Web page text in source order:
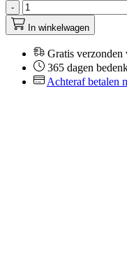
-
In winkelwagen
Gratis verzonden
365 dagen
Achteraf betalen